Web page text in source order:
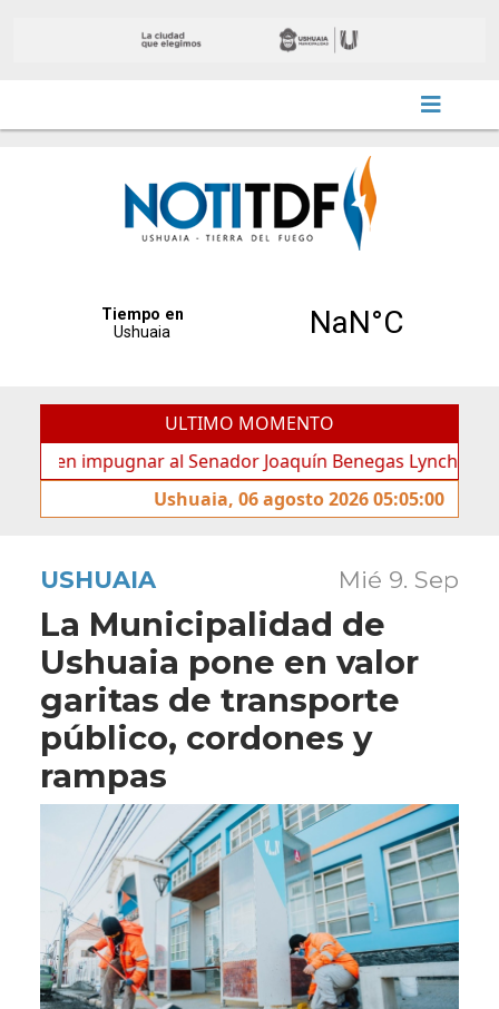
ULTIMO MOMENTO
impugnar al Senador Joaquín Benegas Lynch por
Ushuaia, 06 agosto 2026 05:05:00
USHUAIA Mié 9. Sep
La Municipalidad de
Ushuaia pone en valor
garitas de transporte
público, cordones y
rampas